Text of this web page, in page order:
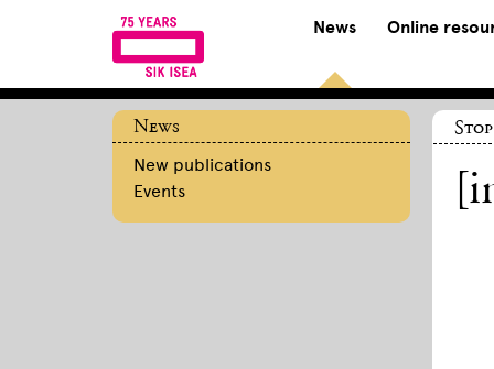
News Online
News
New publications
Events